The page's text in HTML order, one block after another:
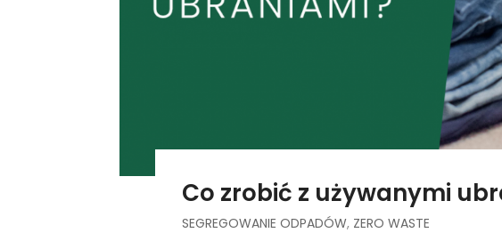
Co zrobić z używanymi
SEGREGOWANIE ODPADÓW, ZERO WASTE